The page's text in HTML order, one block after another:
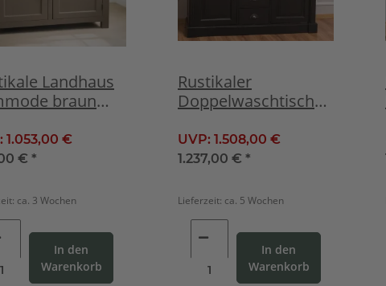
Landhaus
braun
1.053,00 €
€ *
ca. 3 Wochen
In den
Warenkorb
Rustikaler
Doppelwaschtisch
UVP: 1.508,00 €
1.237,00 € *
Lieferzeit: ca. 5 Wochen
In den
Warenkorb